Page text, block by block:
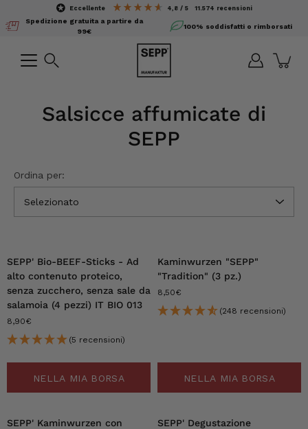
contenuto
Spedizione gratuita a partire da
99€
eccellente 4,8 / 5 11.574 recensioni
100% soddisfatti o rimborsati
Salsicce affumicate di
SEPP
Ordina per:
Selezionato
SEPP' Bio-BEEF-Sticks - Ad
alto contenuto proteico,
senza zucchero, senza sale da
salamoia (4 pezzi) IT BIO 013
8,90€
(5 recensioni)
NELLA MIA BORSA
Kaminwurzen "SEPP"
"Tradition" (3 pz.)
8,50€
(248 recensioni)
NELLA MIA BORSA
SEPP' Kaminwurzen con
SEPP' Degustazione